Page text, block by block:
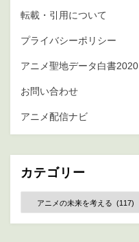
転載・引用について
プライバシーポリシー
アニメ聖地データ白書2020
お問い合わせ
アニメ配信ナビ
カテゴリー
テ